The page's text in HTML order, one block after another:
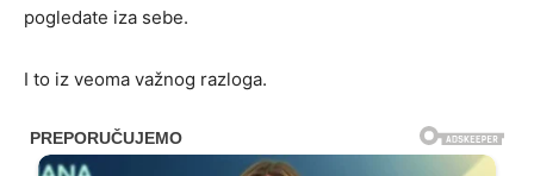
pogledate iza sebe.
I to iz veoma važnog razloga.